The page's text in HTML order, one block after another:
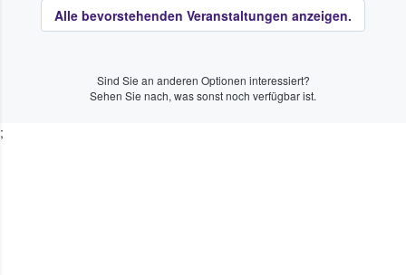
Alle bevorstehenden Veranstaltungen anzeigen.
Sind Sie an anderen Optionen interessiert?
Sehen Sie nach, was sonst noch verfügbar ist.
;